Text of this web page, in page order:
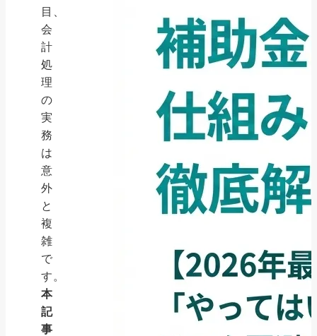
目、
会
計
処
理
の
実
務
は
意
外
と
複
雑
で
す。
本
記
事